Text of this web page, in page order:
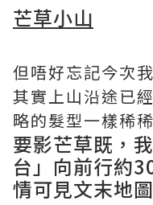
芒草小山
但唔好忘記今次
其實上山沿途已
略的髮型一樣稀
要影芒草既，
台」向前行約
情可見文末地